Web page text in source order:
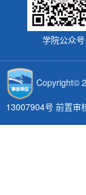
学院公众号
Copyright©
13007904号 前置审